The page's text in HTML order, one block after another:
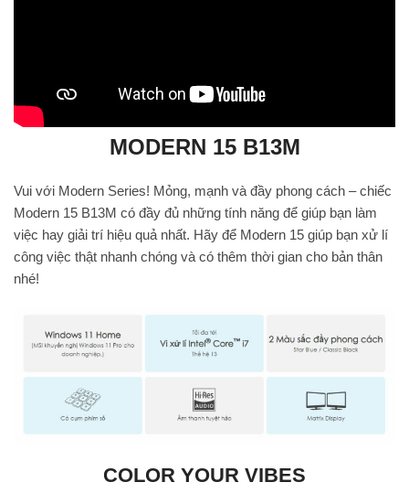
MODERN 15 B13M
Vui với Modern Series! Mỏng, mạnh và đầy phong cách – chiếc
Modern 15 B13M có đầy đủ những tính năng để giúp bạn làm
việc hay giải trí hiệu quả nhất. Hãy để Modern 15 giúp bạn xử lí
công việc thật nhanh chóng và có thêm thời gian cho bản thân
nhé!
COLOR YOUR VIBES